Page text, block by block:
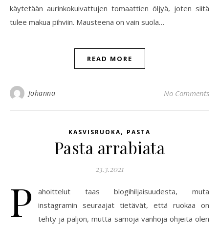
käytetään aurinkokuivattujen tomaattien öljyä, joten siitä
tulee makua pihviin. Mausteena on vain suola…
READ MORE
Johanna No Comments
KASVISRUOKA, PASTA
Pasta arrabiata
23.3.2021
P
ahoittelut taas blogihiljaisuudesta, muta
instagramin seuraajat tietävät, että ruokaa on
tehty ja paljon, mutta samoja vanhoja ohjeita olen